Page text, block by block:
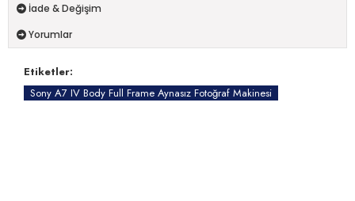
İade & Değişim
Yorumlar
Etiketler:
Sony A7 IV Body Full Frame Aynasız Fotoğraf Makinesi